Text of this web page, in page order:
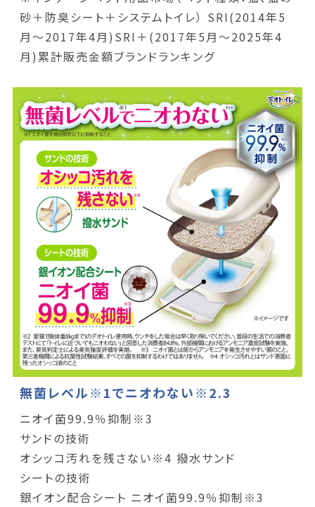
砂＋防臭シート＋システムトイレ） SRI(2014年5
月～2017年4月)SRI＋(2017年5月～2025年4
月)累計販売金額ブランドランキング
無菌レベル※1でニオわない※2.3
ニオイ菌99.9％抑制※3
サンドの技術
オシッコ汚れを残さない※4 撥水サンド
シートの技術
銀イオン配合シート ニオイ菌99.9％抑制※3